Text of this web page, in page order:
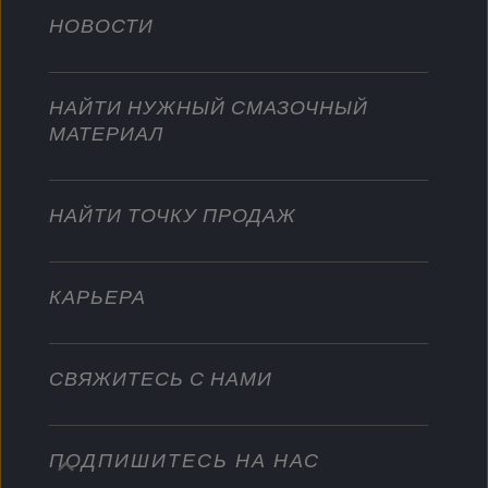
Мотоциклы и квадроциклы
Сотрудничество в мотоспорте
Стать дистрибьютором
Легковые автомобили
Мотоциклы
Для тяжелых режимов эксплуатации
НОВОСТИ
НАЙТИ НУЖНЫЙ СМАЗОЧНЫЙ
МАТЕРИАЛ
НАЙТИ ТОЧКУ ПРОДАЖ
КАРЬЕРА
СВЯЖИТЕСЬ С НАМИ
info@championlubes.com
ПОДПИШИТЕСЬ НА НАС